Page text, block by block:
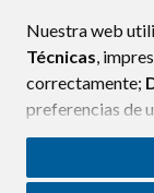
Nuestra web
Técnicas,
correctamente;
preferencias de
funcionamiento
Si acepta